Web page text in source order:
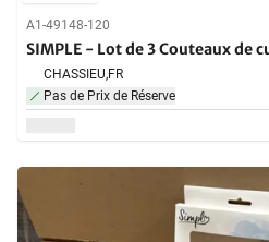
A1-49148-120
SIMPLE - Lot de 3 Couteaux de
CHASSIEU,FR
Pas de Prix de Réserve